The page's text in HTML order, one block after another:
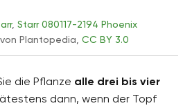
, Starr 080117-2194 Phoenix
Plantopedia, CC BY 3.0
die Pflanze alle drei bis vier
dann, wenn der Topf